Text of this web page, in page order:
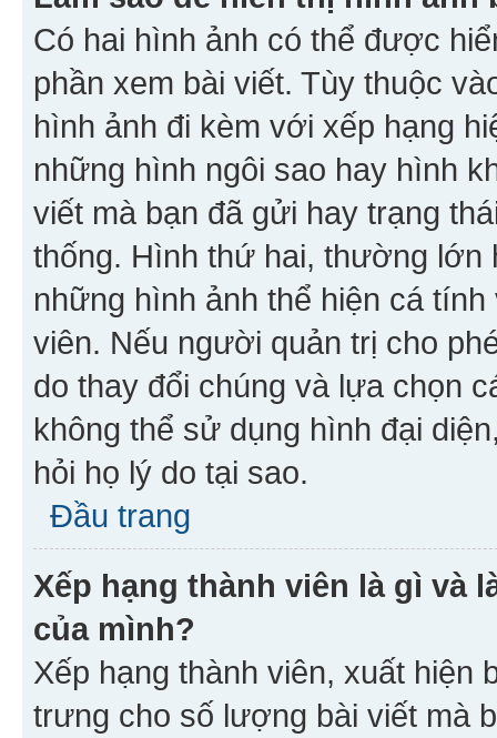
Có hai hình ảnh có thể được
phần xem bài viết. Tùy thuộc
hình ảnh đi kèm với xếp hạng
những hình ngôi sao hay hình
viết mà bạn đã gửi hay trạng
thống. Hình thứ hai, thường
những hình ảnh thể hiện cá
viên. Nếu người quản trị cho
do thay đổi chúng và lựa chọn
không thể sử dụng hình đại
hỏi họ lý do tại sao.
Đầu trang
Xếp hạng thành viên là gì và
của mình?
Xếp hạng thành viên, xuất
trưng cho số lượng bài viết mà